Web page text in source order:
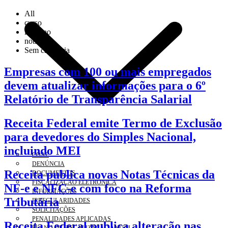
COAF
DENÚNCIA
DOCUMENTOS
FISCALIZAÇÃO ELETRÔNICA
INFORMAÇÕES
IRREGULARIDADES
SOLICITAÇÕES
PENALIDADES APLICADAS
All
curso
licitacao
noticia
Sem categoria
Empresas com 100 ou mais empregados
devem atualizar informações para o 6º
Relatório de Transparência Salarial
Receita Federal emite Termo de Exclusão
para devedores do Simples Nacional,
incluindo MEI
Receita publica novas Notas Técnicas da
NF-e e NFC-e com foco na Reforma
Tributária